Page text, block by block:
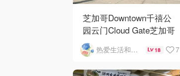
芝加哥Downtown千禧公
园云门Cloud Gate芝加哥
河街景❤️鳞次栉比的高楼
热爱生活和自由的轻舞飞扬 18 7